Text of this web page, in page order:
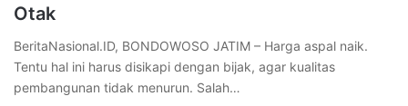
Otak
BeritaNasional.ID, BONDOWOSO JATIM – Harga aspal naik.
Tentu hal ini harus disikapi dengan bijak, agar kualitas
pembangunan tidak menurun. Salah…